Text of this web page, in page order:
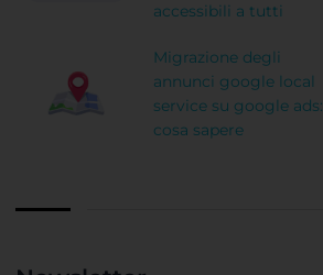
accessibili a tutti
Migrazione degli
annunci google local
service su google ads:
cosa sapere